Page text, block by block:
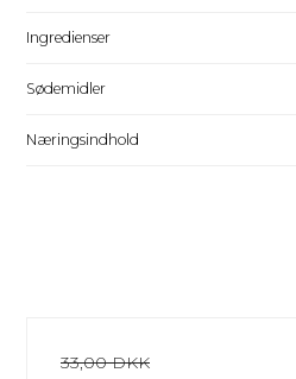
Ingredienser
Sødemidler
Næringsindhold
33,00 DKK